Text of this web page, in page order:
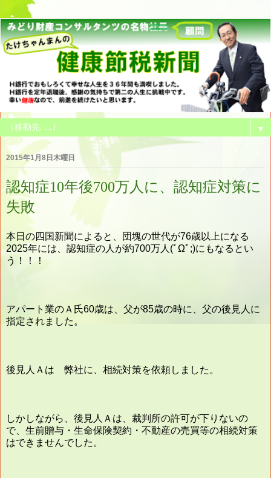
▼
2015年1月8日木曜日
認知症10年後700万人に、認知症対策に
失敗
本日の四国新聞によると、団塊の世代が76歳以上になる
2025年には、認知症の人が約700万人(ﾟΩﾟ;)にもなるとい
う！！！
アパート業のＡ氏60歳は、父が85歳の時に、父の後見人に
指定されました。
後見人Ａは 弊社に、相続対策を依頼しました。
しかしながら、後見人Ａは、裁判所の許可が下りないの
で、生前贈与・生命保険契約・不動産の売買等の相続対策
はできませんでした。